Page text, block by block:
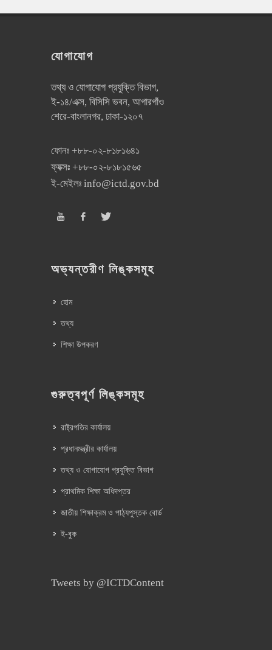
যোগাযোগ
তথ্য ও যোগাযোগ প্রযুক্তি বিভাগ,
ই-১৪/এক্স, বিসিসি ভবন, আগারগাঁও
শেরে-বাংলানগর, ঢাকা-১২০৭
ফোনঃ +৮৮-০২-৮১৮১৬৪১
ফ্যক্সঃ +৮৮-০২-৮১৮১৫৬৫
ই-মেইলঃ info@ictd.gov.bd
অভ্যন্তরীণ লিঙ্কসমূহ
হোম
তথ্য
শিক্ষা উপকরণ
গুরুত্বপূর্ণ লিঙ্কসমূহ
রাষ্ট্রপতির কার্যালয়
প্রধানমন্ত্রীর কার্যালয়
তথ্য ও যোগাযোগ প্রযুক্তি বিভাগ
প্রাথমিক শিক্ষা অধিদপ্তর
জাতীয় শিক্ষাক্রম ও পাঠ্যপুস্তক বোর্ড
ই-বুক
Tweets by @ICTDContent